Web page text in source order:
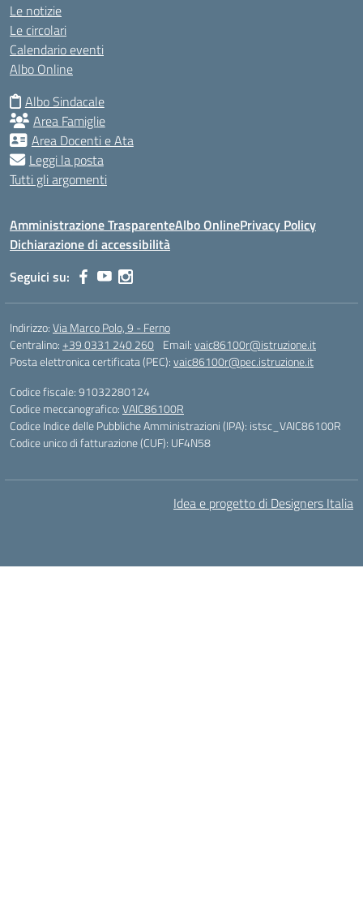
Le notizie
Le circolari
Calendario eventi
Albo Online
Albo Sindacale
Area Famiglie
Area Docenti e Ata
Leggi la posta
Tutti gli argomenti
Amministrazione TrasparenteAlbo OnlinePrivacy Policy
Dichiarazione di accessibilità
Seguici su:
Indirizzo:Via Marco Polo, 9 - Ferno
Centralino:+39 0331 240 260 Email:vaic86100r@istruzione.it
Posta elettronica certificata (PEC):vaic86100r@pec.istruzione.it
Codice fiscale: 91032280124
Codice meccanografico:VAIC86100R
Codice Indice delle Pubbliche Amministrazioni (IPA): istsc_VAIC86100R
Codice unico di fatturazione (CUF): UF4N58
Idea e progetto di Designers Italia